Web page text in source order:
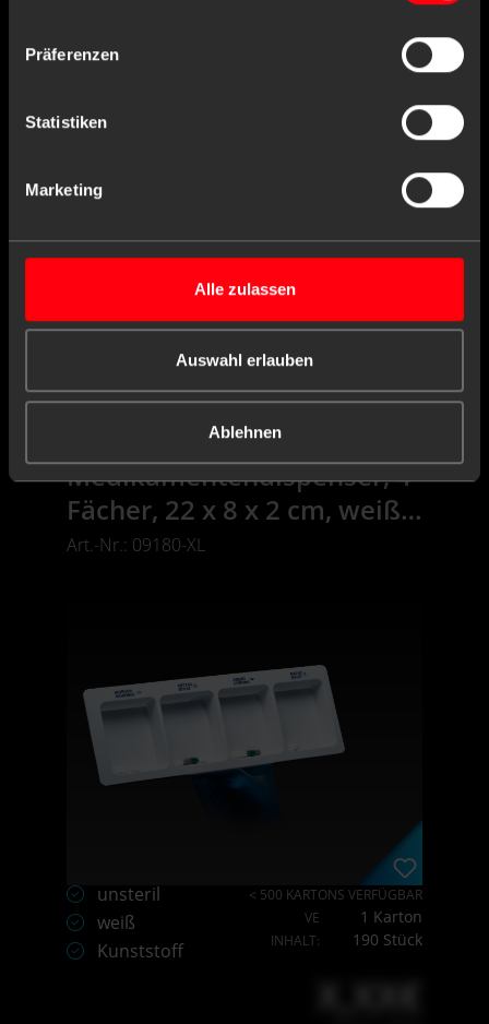
Präferenzen
Statistiken
Marketing
Alle zulassen
Auswahl erlauben
Ablehnen
< 5.000 VERFÜGBAR
1 Stück
X,XX€
X,XX € * / Stück
+
Einloggen oder registrieren
Medikamentendispenser, 4
Fächer, 22 x 8 x 2 cm, weiß,
Med-Comfort
Art.-Nr.: 09180-XL
unsteril
weiß
Kunststoff
< 500 KARTONS VERFÜGBAR
VE
1 Karton
INHALT: 190 Stück
X,XX€